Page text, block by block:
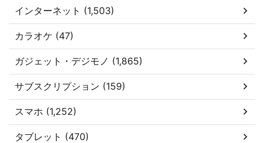
インターネット (1,503)
カラオケ (47)
ガジェット・デジモノ (1,865)
サブスクリプション (159)
スマホ (1,252)
タブレット (470)